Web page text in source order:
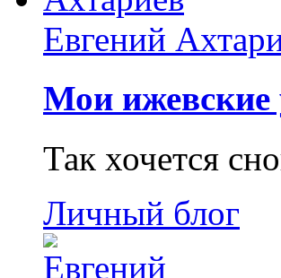
Евгений
Мои ижевские
Так хочется
Личный блог